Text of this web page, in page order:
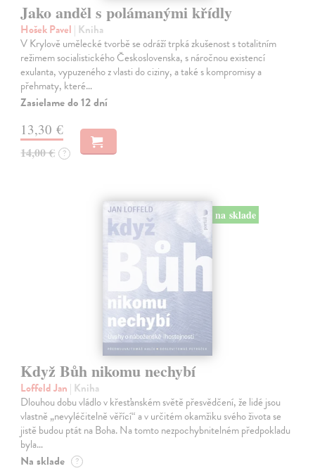
Jako anděl s polámanými křídly
Hošek Pavel | Kniha
V Krylově umělecké tvorbě se odráží trpká zkušenost s totalitním
režimem socialistického Československa, s náročnou existencí
exulanta, vypuzeného z vlasti do ciziny, a také s kompromisy a
přehmaty, které…
Zasielame do 12 dní
13,30 €
14,00 € ?
na sklade
Když Bůh nikomu nechybí
Loffeld Jan | Kniha
Dlouhou dobu vládlo v křesťanském světě přesvědčení, že lidé jsou
vlastně „nevyléčitelně věřící“ a v určitém okamžiku svého života se
jistě budou ptát na Boha. Na tomto nezpochybnitelném předpokladu
byla…
Na sklade ?